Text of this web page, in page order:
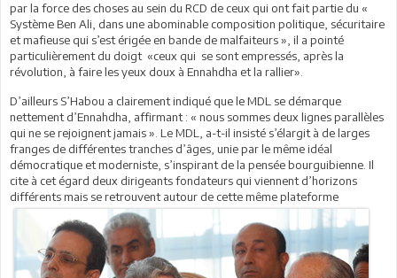
par la force des choses au sein du RCD de ceux qui ont fait partie du «
Système Ben Ali, dans une abominable composition politique, sécuritaire
et mafieuse qui s’est érigée en bande de malfaiteurs », il a pointé
particulièrement du doigt «ceux qui se sont empressés, après la
révolution, à faire les yeux doux à Ennahdha et la rallier».
D’ailleurs S’Habou a clairement indiqué que le MDL se démarque
nettement d’Ennahdha, affirmant : « nous sommes deux lignes parallèles
qui ne se rejoignent jamais ». Le MDL, a-t-il insisté s’élargit à de larges
franges de différentes tranches d’âges, unie par le même idéal
démocratique et moderniste, s’inspirant de la pensée bourguibienne. Il
cite à cet égard deux dirigeants fondateurs qui viennent d’horizons
différents mais se retrouventautour de cette même plateforme